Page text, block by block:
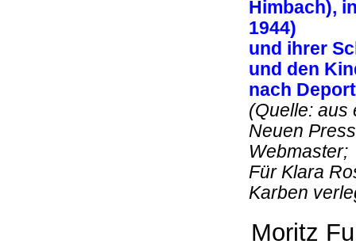
Himbach),
1944)
und ihrer
und den
nach
(Quelle: aus
Neuen
Für Klara
Karben
Moritz